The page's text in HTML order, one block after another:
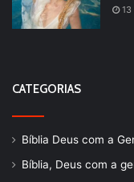
13
CATEGORIAS
Bíblia Deus com a
Bíblia, Deus com a